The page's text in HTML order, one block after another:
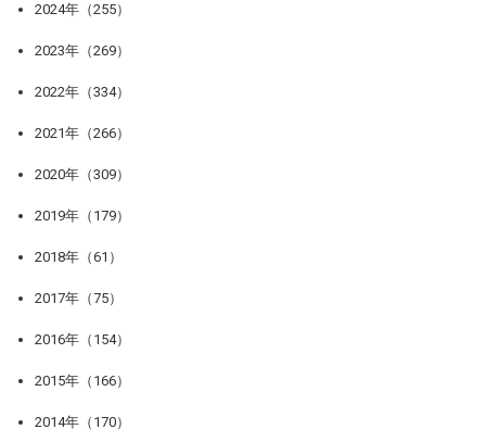
2024年（255）
2023年（269）
2022年（334）
2021年（266）
2020年（309）
2019年（179）
2018年（61）
2017年（75）
2016年（154）
2015年（166）
2014年（170）